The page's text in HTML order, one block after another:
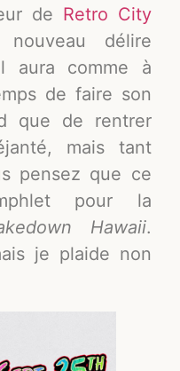
de Retro City
délire
aura comme à
de faire son
que de rentrer
mais tant
pensez que ce
pour la
Hawaii.
je plaide non